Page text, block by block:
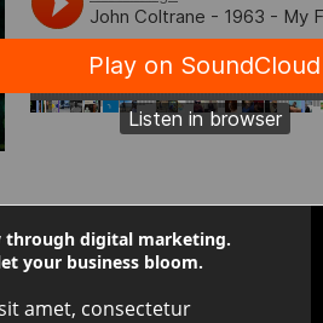
through digital marketing.
your business bloom.
amet, consectetur